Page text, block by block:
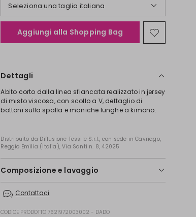
Seleziona una taglia italiana
Aggiungi alla Shopping Bag
Sposta
nella
Dettagli
Abito corto dalla linea sfiancata realizzato in jersey
di misto viscosa, con scollo a V, dettaglio di
bottoni sulla spalla e maniche lunghe a kimono.
Distribuito da Diffusione Tessile S.r.l., con sede in Cavriago,
Reggio Emilia (Italia), Via Santi n. 8, 42025
Composizione e lavaggio
asciugare in tamburo; asciugare in piano in
con percloroetilene.
Contattaci
CODICE PRODOTTO 7621972003002 - DADO